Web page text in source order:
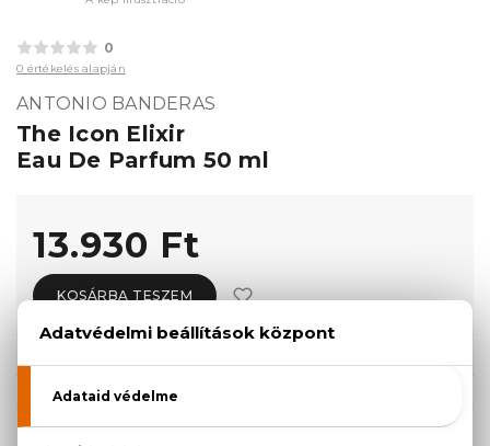
0
0 értékelés alapján
ANTONIO BANDERAS
The Icon Elixir
Eau De Parfum 50 ml
13.930 Ft
KOSÁRBA TESZEM